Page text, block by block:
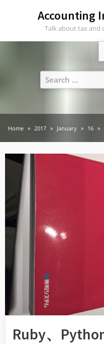
Accounting
Talk about tax and
Search
for:
Home 2017 January 16
Ruby、